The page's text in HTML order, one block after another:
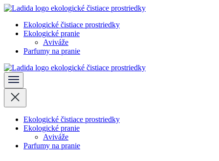
Skočiť
obsah
(stlačte
Ladida
Ekologické čistiace prostriedky
Ekologické pranie
Aviváže
Parfumy na pranie
Ladida
Ekologické čistiace prostriedky
Ekologické pranie
Aviváže
Parfumy na pranie